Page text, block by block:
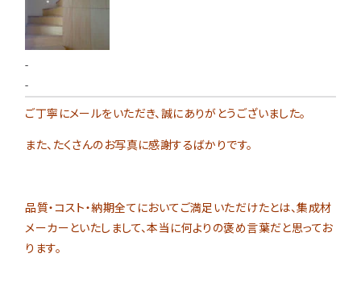
ご丁寧にメールをいただき、誠にありがとうございました。
また、たくさんのお写真に感謝するばかりです。
品質・コスト・納期全てにおいてご満足いただけたとは、集成材
メーカーといたしまして、本当に何よりの褒め言葉だと思ってお
ります。